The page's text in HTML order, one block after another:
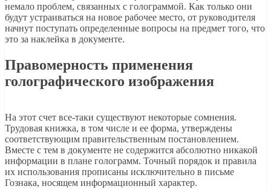
немало проблем, связанных с голограммой. Как только они
будут устраиваться на новое рабочее место, от руководителя
начнут поступать определенные вопросы на предмет того, что
это за наклейка в документе.
Правомерность применения
голографического изображения
На этот счет все-таки существуют некоторые сомнения.
Трудовая книжка, в том числе и ее форма, утверждены
соответствующим правительственным постановлением.
Вместе с тем в документе не содержится абсолютно никакой
информации в плане голограмм. Точный порядок и правила
их использования прописаны исключительно в письме
Гознака, носящем информационный характер.